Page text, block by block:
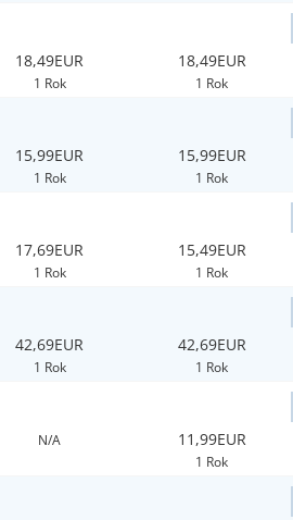
18,49EUR
1 Rok
18,49EUR
1 Rok
15,99EUR
1 Rok
15,99EUR
1 Rok
17,69EUR
1 Rok
15,49EUR
1 Rok
42,69EUR
1 Rok
42,69EUR
1 Rok
N/A 11,99EUR
1 Rok